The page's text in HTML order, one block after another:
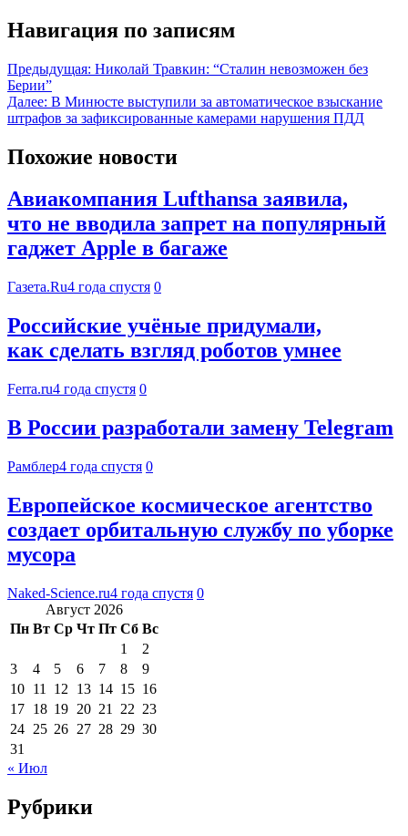
Навигация по записям
Предыдущая: Николай Травкин: “Сталин невозможен без
Берии”
Далее: В Минюсте выступили за автоматическое взыскание
штрафов за зафиксированные камерами нарушения ПДД
Похожие новости
Авиакомпания Lufthansa заявила,
что не вводила запрет на популярный
гаджет Apple в багаже
Газета.Ru4 года спустя 0
Российские учёные придумали,
как сделать взгляд роботов умнее
Ferra.ru4 года спустя 0
В России разработали замену Telegram
Рамблер4 года спустя 0
Европейское космическое агентство
создает орбитальную службу по уборке
мусора
Naked-Science.ru4 года спустя 0
Август 2026
Пн Вт Ср Чт Пт Сб Вс
1
2
3
4 5 6 7 8
9
10 11 12 13 14 15 16
17 18 19 20 21 22 23
24 25 26 27 28 29 30
31
« Июл
Рубрики